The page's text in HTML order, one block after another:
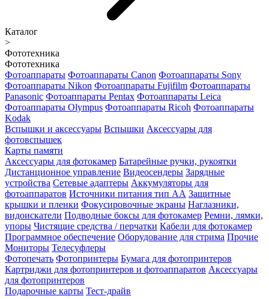
Каталог
>
Фототехника
Фототехника
Фотоаппараты Фотоаппараты Canon Фотоаппараты Sony
Фотоаппараты Nikon Фотоаппараты Fujifilm Фотоаппараты
Panasonic Фотоаппараты Pentax Фотоаппараты Leica
Фотоаппараты Olympus Фотоаппараты Ricoh Фотоаппараты
Kodak
Вспышки и аксессуары Вспышки Аксессуары для
фотовспышек
Карты памяти
Аксессуары для фотокамер Батарейные ручки, рукоятки
Дистанционное управление Видеосендеры Зарядные
устройства Сетевые адаптеры Аккумуляторы для
фотоаппаратов Источники питания тип АА Защитные
крышки и пленки Фокусировочные экраны Наглазники,
видоискатели Подводные боксы для фотокамер Ремни, лямки,
упоры Чистящие средства / перчатки Кабели для фотокамер
Программное обеспечение Оборудование для стрима Прочие
Мониторы Телесуфлеры
Фотопечать Фотопринтеры Бумага для фотопринтеров
Картриджи для фотопринтеров и фотоаппаратов Аксессуары
для фотопринтеров
Подарочные карты Тест-драйв